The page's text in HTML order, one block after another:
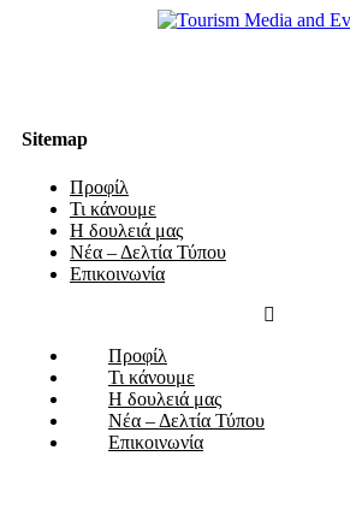
Sitemap
Προφίλ
Τι κάνουμε
Η δουλειά μας
Νέα – Δελτία Τύπου
Επικοινωνία
Προφίλ
Τι κάνουμε
Η δουλειά μας
Νέα – Δελτία Τύπου
Επικοινωνία